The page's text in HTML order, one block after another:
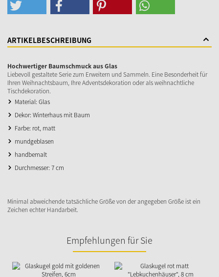
ARTIKELBESCHREIBUNG
Hochwertiger Baumschmuck aus Glas
Liebevoll gestaltete Serie zum Erweitern und Sammeln. Eine Besonderheit für
Ihren Weihnachtsbaum, Ihre Adventsdekoration oder als weihnachtliche
Tischdekoration.
Material: Glas
Dekor: Winterhaus mit Baum
Farbe: rot, matt
mundgeblasen
handbemalt
Durchmesser: 7 cm
Minimal abweichende tatsächliche Größe von der angegeben Größe ist ein
Zeichen echter Handarbeit.
Empfehlungen für Sie